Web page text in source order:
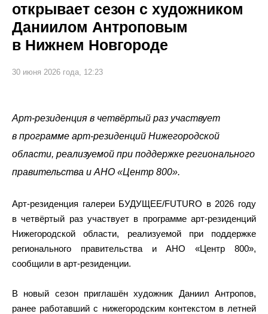
открывает сезон с художником
Даниилом Антроповым
в Нижнем Новгороде
30 июня 2026 года, 12:23
Арт-резиденция в четвёртый раз участвует
в программе арт‑резиденций Нижегородской
области, реализуемой при поддержке регионального
правительства и АНО «Центр 800».
Арт‑резиденция галереи БУДУЩЕЕ/FUTURO в 2026 году
в четвёртый раз участвует в программе арт‑резиденций
Нижегородской области, реализуемой при поддержке
регионального правительства и АНО «Центр 800»,
сообщили в арт-резиденции.
В новый сезон приглашён художник Даниил Антропов,
ранее работавший с нижегородским контекстом в летней